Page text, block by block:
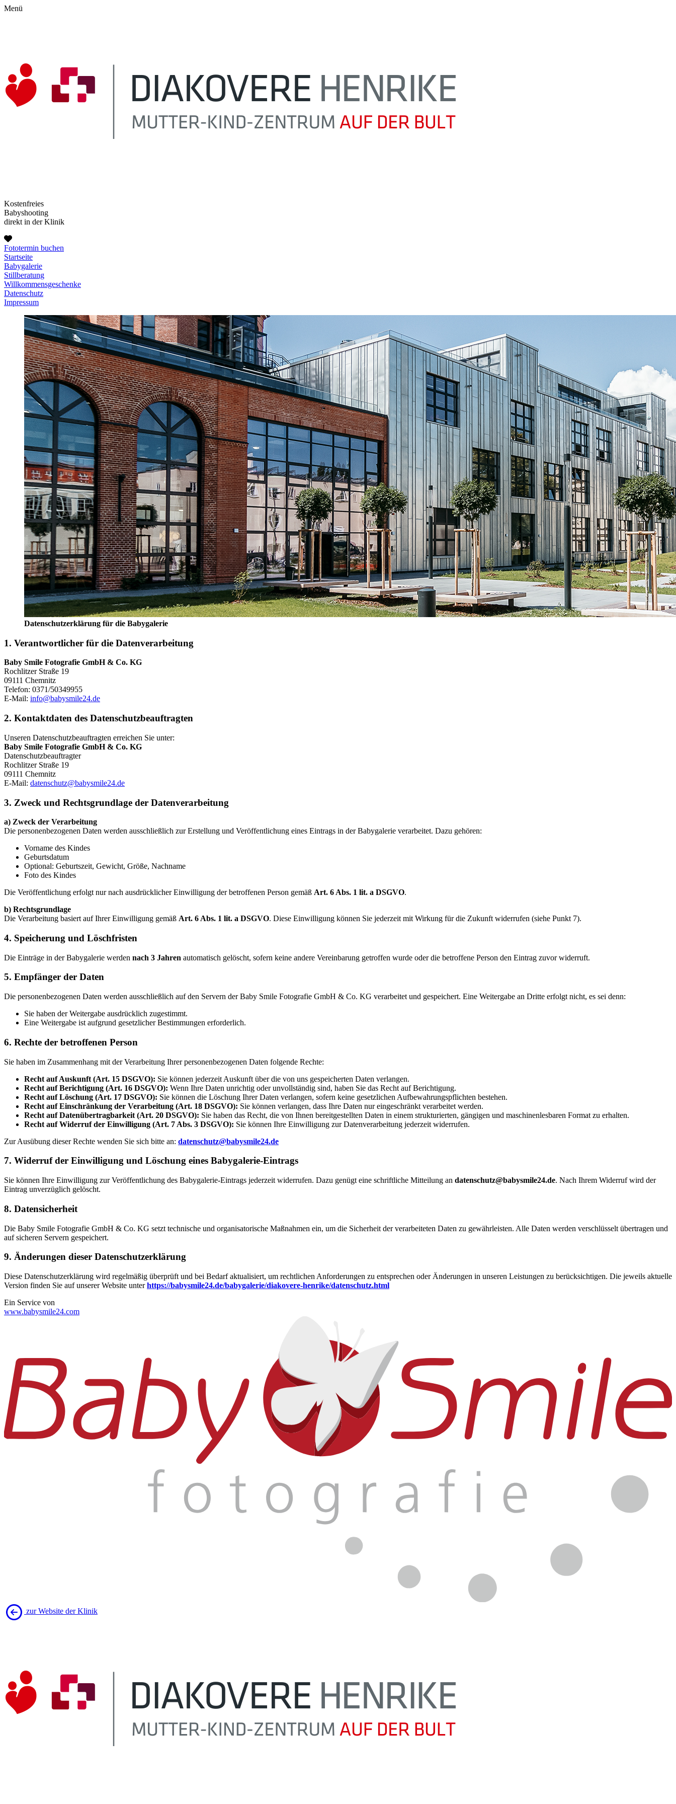
Menü
Kostenfreies
Babyshooting
direkt in der Klinik
Fototermin buchen
Startseite
Babygalerie
Stillberatung
Willkommensgeschenke
Datenschutz
Impressum
Datenschutzerklärung für die Babygalerie
1. Verantwortlicher für die Datenverarbeitung
Baby Smile Fotografie GmbH & Co. KG
Rochlitzer Straße 19
09111 Chemnitz
Telefon: 0371/50349955
E-Mail: info@babysmile24.de
2. Kontaktdaten des Datenschutzbeauftragten
Unseren Datenschutzbeauftragten erreichen Sie unter:
Baby Smile Fotografie GmbH & Co. KG
Datenschutzbeauftragter
Rochlitzer Straße 19
09111 Chemnitz
E-Mail: datenschutz@babysmile24.de
3. Zweck und Rechtsgrundlage der Datenverarbeitung
a) Zweck der Verarbeitung
Die personenbezogenen Daten werden ausschließlich zur Erstellung und Veröffentlichung eines Eintrags in der Babygalerie verarbeitet. Dazu gehören:
Vorname des Kindes
Geburtsdatum
Optional: Geburtszeit, Gewicht, Größe, Nachname
Foto des Kindes
Die Veröffentlichung erfolgt nur nach ausdrücklicher Einwilligung der betroffenen Person gemäß Art. 6 Abs. 1 lit. a DSGVO.
b) Rechtsgrundlage
Die Verarbeitung basiert auf Ihrer Einwilligung gemäß Art. 6 Abs. 1 lit. a DSGVO. Diese Einwilligung können Sie jederzeit mit Wirkung für die Zukunft widerrufen (siehe Punkt 7).
4. Speicherung und Löschfristen
Die Einträge in der Babygalerie werden nach 3 Jahren automatisch gelöscht, sofern keine andere Vereinbarung getroffen wurde oder die betroffene Person den Eintrag zuvor widerruft.
5. Empfänger der Daten
Die personenbezogenen Daten werden ausschließlich auf den Servern der Baby Smile Fotografie GmbH & Co. KG verarbeitet und gespeichert. Eine Weitergabe an Dritte erfolgt nicht, es sei denn:
Sie haben der Weitergabe ausdrücklich zugestimmt.
Eine Weitergabe ist aufgrund gesetzlicher Bestimmungen erforderlich.
6. Rechte der betroffenen Person
Sie haben im Zusammenhang mit der Verarbeitung Ihrer personenbezogenen Daten folgende Rechte:
Recht auf Auskunft (Art. 15 DSGVO): Sie können jederzeit Auskunft über die von uns gespeicherten Daten verlangen.
Recht auf Berichtigung (Art. 16 DSGVO): Wenn Ihre Daten unrichtig oder unvollständig sind, haben Sie das Recht auf Berichtigung.
Recht auf Löschung (Art. 17 DSGVO): Sie können die Löschung Ihrer Daten verlangen, sofern keine gesetzlichen Aufbewahrungspflichten bestehen.
Recht auf Einschränkung der Verarbeitung (Art. 18 DSGVO): Sie können verlangen, dass Ihre Daten nur eingeschränkt verarbeitet werden.
Recht auf Datenübertragbarkeit (Art. 20 DSGVO): Sie haben das Recht, die von Ihnen bereitgestellten Daten in einem strukturierten, gängigen und maschinenlesbaren Format zu erhalten.
Recht auf Widerruf der Einwilligung (Art. 7 Abs. 3 DSGVO): Sie können Ihre Einwilligung zur Datenverarbeitung jederzeit widerrufen.
Zur Ausübung dieser Rechte wenden Sie sich bitte an: datenschutz@babysmile24.de
7. Widerruf der Einwilligung und Löschung eines Babygalerie-Eintrags
Sie können Ihre Einwilligung zur Veröffentlichung des Babygalerie-Eintrags jederzeit widerrufen. Dazu genügt eine schriftliche Mitteilung an datenschutz@babysmile24.de. Nach Ihrem Widerruf wird der
Eintrag unverzüglich gelöscht.
8. Datensicherheit
Die Baby Smile Fotografie GmbH & Co. KG setzt technische und organisatorische Maßnahmen ein, um die Sicherheit der verarbeiteten Daten zu gewährleisten. Alle Daten werden verschlüsselt übertragen und
auf sicheren Servern gespeichert.
9. Änderungen dieser Datenschutzerklärung
Diese Datenschutzerklärung wird regelmäßig überprüft und bei Bedarf aktualisiert, um rechtlichen Anforderungen zu entsprechen oder Änderungen in unseren Leistungen zu berücksichtigen. Die jeweils aktuelle
Version finden Sie auf unserer Website unterhttps://babysmile24.de/babygalerie/diakovere-henrike/datenschutz.html
Ein Service von
www.babysmile24.com
zur Website der Klinik